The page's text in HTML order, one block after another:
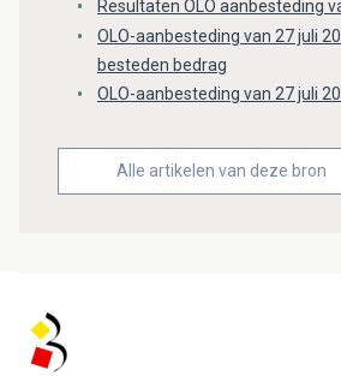
Resultaten OLO aanbesteding
OLO-aanbesteding van 27 juli
besteden bedrag
OLO-aanbesteding van 27 juli
Alle artikelen van deze bron